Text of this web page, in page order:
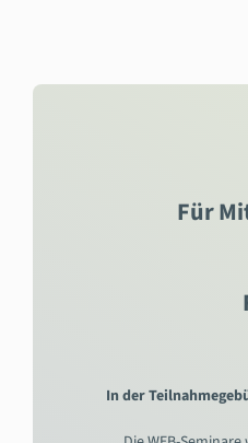
Für
In der